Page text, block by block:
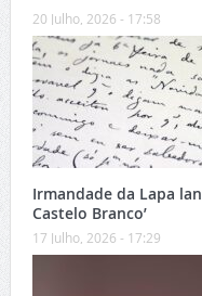
20 Julho, 2026 - 17:58
Irmandade da Lapa
Castelo Branco’
17 Julho, 2026 - 17:29